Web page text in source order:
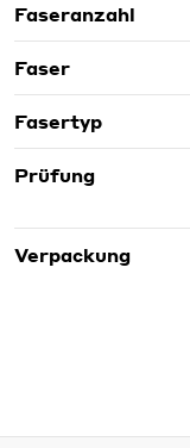
Faseranzahl
Faser
Fasertyp
Prüfung
Verpackung